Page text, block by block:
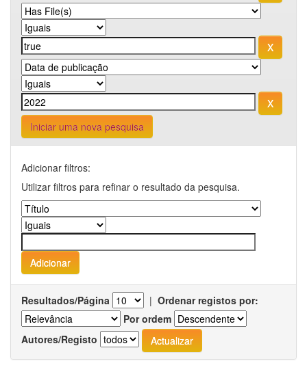
Iniciar uma nova pesquisa
Adicionar filtros:
Utilizar filtros para refinar o resultado da pesquisa.
Resultados/Página | Ordenar registos por:
Por ordem
Autores/Registo